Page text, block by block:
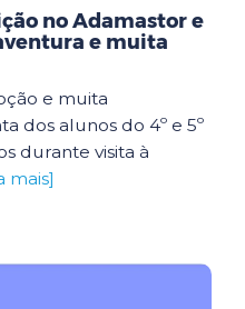
no Adamastor e
e muita
e muita
dos alunos do 4º e 5º
durante visita à
mais]